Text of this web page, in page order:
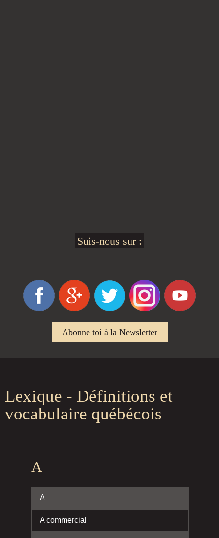
Suis-nous sur :
Abonne toi à la Newsletter
Lexique - Définitions et
vocabulaire québécois
A
A
A commercial